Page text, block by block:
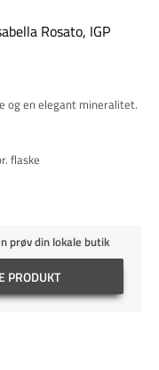
Rosato, IGP
og en elegant mineralitet.
flaske
prøv din lokale butik
PRODUKT